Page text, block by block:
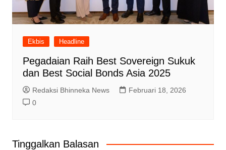
Ekbis Headline
Pegadaian Raih Best Sovereign Sukuk
dan Best Social Bonds Asia 2025
Redaksi Bhinneka News
Februari 18, 2026
0
Tinggalkan Balasan